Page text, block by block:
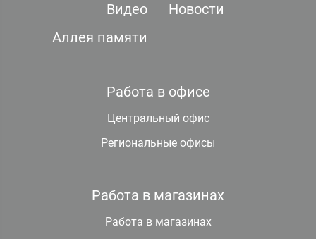
Видео
Новости
Аллея памяти
Работа в офисе
Центральный офис
Региональные офисы
Работа в магазинах
Работа в магазинах